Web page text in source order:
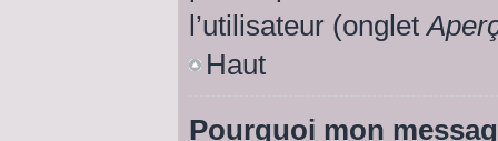
l’utilisateur (onglet
Haut
Pourquoi mon